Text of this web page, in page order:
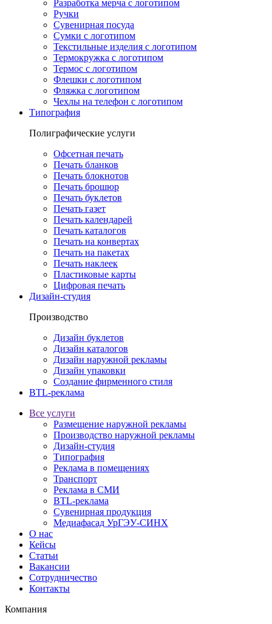
Разработка мерча с логотипом
Ручки
Сувенирная посуда
Сумки с логотипом
Текстильные изделия с логотипом
Термокружка с логотипом
Термос с логотипом
Флешки с логотипом
Фляжка с логотипом
Чехлы на телефон с логотипом
Типография
Полиграфические услуги
Офсетная печать
Печать бланков
Печать блокнотов
Печать брошюр
Печать буклетов
Печать газет
Печать календарей
Печать каталогов
Печать на конвертах
Печать на пакетах
Печать наклеек
Пластиковые карты
Цифровая печать
Дизайн-студия
Производство
Дизайн буклетов
Дизайн каталогов
Дизайн наружной рекламы
Дизайн упаковки
Создание фирменного стиля
BTL-реклама
Все услуги
Размещение наружной рекламы
Производство наружной рекламы
Дизайн-студия
Типография
Реклама в помещениях
Транспорт
Реклама в СМИ
BTL-реклама
Сувенирная продукция
Медиафасад УрГЭУ-СИНХ
О нас
Кейсы
Статьи
Вакансии
Сотрудничество
Контакты
Компания